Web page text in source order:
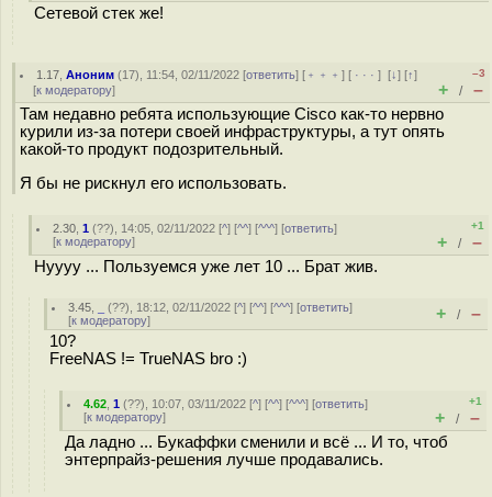
Сетевой стек же!
1.17 ,Аноним (17), 11:54, 02/11/2022 [ответить] [ ﹢﹢﹢] [ · · ·][↓] [↑]
[к модератору]
–3
+ / –
Там недавно ребята использующие Cisco как-то нервно
курили из-за потери своей инфраструктуры, а тут опять
какой-то продукт подозрительный.
Я бы не рискнул его использовать.
2.30 ,1 (??), 14:05, 02/11/2022 [^] [^^] [^^^] [ответить]
[к модератору]
+1
+ / –
Нуууу ... Пользуемся уже лет 10 ... Брат жив.
3.45 (??), 18:12, 02/11/2022 [^] [^^] [^^^] [ответить]
[к модератору] + / –
10?
FreeNAS != TrueNAS bro :)
4.62 ,1 (??), 10:07, 03/11/2022 [^] [^^] [^^^] [ответить]
[к модератору]
+1
+ / –
Да ладно ... Букаффки сменили и всё ... И то, чтоб
энтерпрайз-решения лучше продавались.